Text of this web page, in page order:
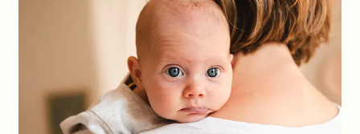
Contacto